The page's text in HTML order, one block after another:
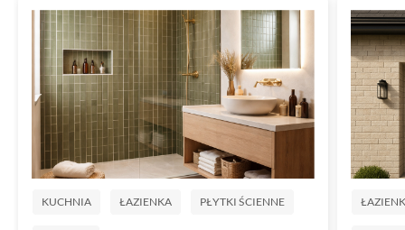
KUCHNIA ŁAZIENKA PŁYTKI ŚCIENNE